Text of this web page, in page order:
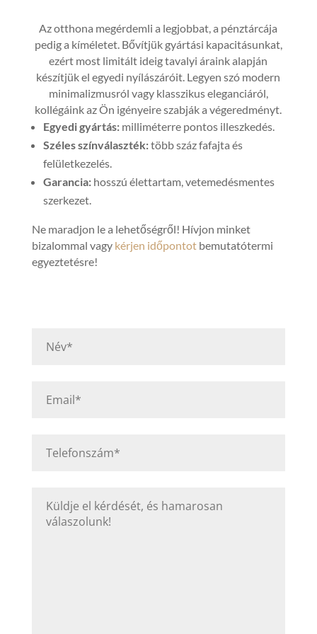
Az otthona megérdemli a legjobbat, a pénztárcája
pedig a kíméletet. Bővítjük gyártási kapacitásunkat,
ezért most limitált ideig tavalyi áraink alapján
készítjük el egyedi nyílászáróit. Legyen szó modern
minimalizmusról vagy klasszikus eleganciáról,
kollégáink az Ön igényeire szabják a végeredményt.
Egyedi gyártás:milliméterre pontos illeszkedés.
Széles színválaszték:több száz fafajta és
felületkezelés.
Garancia:hosszú élettartam, vetemedésmentes
szerkezet.
Ne maradjon le a lehetőségről! Hívjon minket
bizalommal vagy kérjen időpontotbemutatótermi
egyeztetésre!